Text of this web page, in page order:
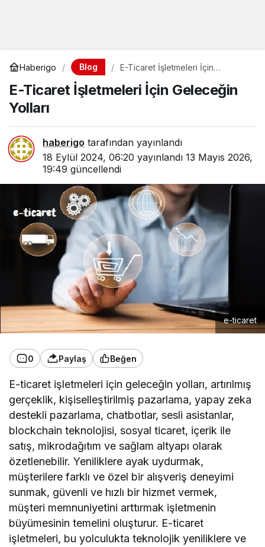
Haberigo Blog
E-Ticaret İşletmeleri İçin
E-Ticaret İşletmeleri İçin Geleceğin
Yolları
haberigo tarafından yayınlandı
18 Eylül 2024, 06:20 yayınlandı 13 Mayıs 2026,
19:49 güncellendi
e-ticaret
0 Paylaş Beğen
E-ticaret işletmeleri için geleceğin yolları, artırılmış
gerçeklik, kişiselleştirilmiş pazarlama, yapay zeka
destekli pazarlama, chatbotlar, sesli asistanlar,
blockchain teknolojisi, sosyal ticaret, içerik ile
satış, mikrodağıtım ve sağlam altyapı olarak
özetlenebilir. Yeniliklere ayak uydurmak,
müşterilere farklı ve özel bir alışveriş deneyimi
sunmak, güvenli ve hızlı bir hizmet vermek,
müşteri memnuniyetini arttırmak işletmenin
büyümesinin temelini oluşturur. E-ticaret
işletmeleri, bu yolculukta teknolojik yeniliklere ve